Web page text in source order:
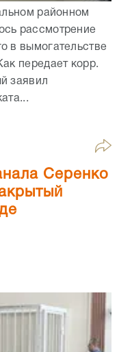
районном
рассмотрение
в вымогательстве
передает корр.
заявил
Серенко